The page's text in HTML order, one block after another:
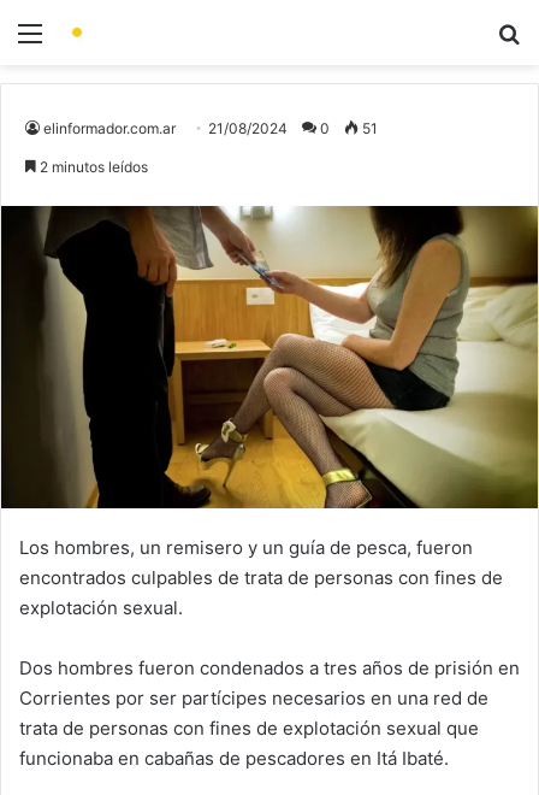
elinformador.com.ar 21/08/2024 0 51
2 minutos leídos
Los hombres, un remisero y un guía de pesca, fueron
encontrados culpables de trata de personas con fines de
explotación sexual.
Dos hombres fueron condenados a tres años de prisión en
Corrientes por ser partícipes necesarios en una red de
trata de personas con fines de explotación sexual que
funcionaba en cabañas de pescadores en Itá Ibaté.